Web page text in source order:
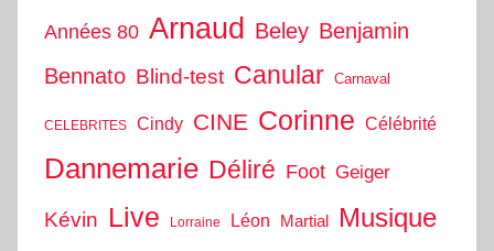
Années 80 Arnaud Beley Benjamin
Bennato Blind-test Canular Carnaval
CELEBRITES Cindy CINE Corinne Célébrité
Dannemarie Déliré Foot Geiger
Kévin Live Lorraine Léon Martial Musique